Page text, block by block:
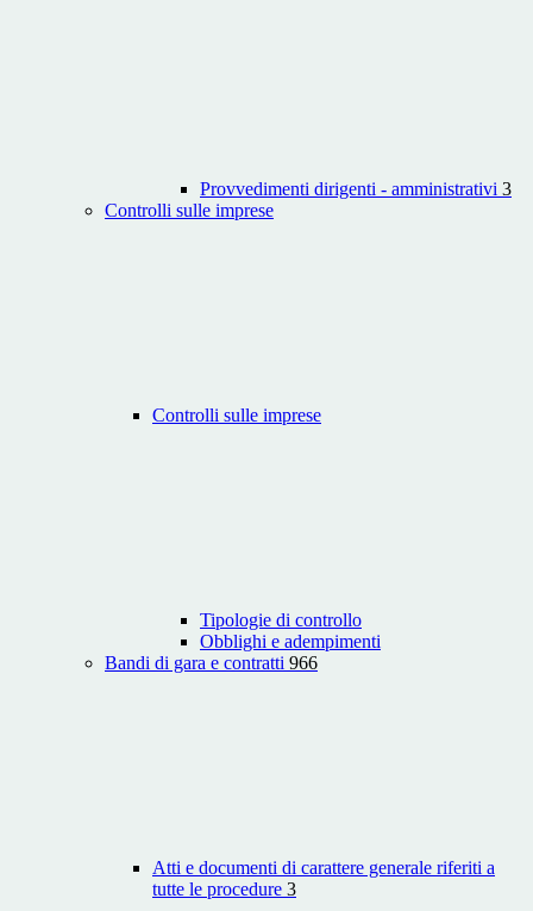
Provvedimenti dirigenti - amministrativi 3
Controlli sulle imprese
Controlli sulle imprese
Tipologie di controllo
Obblighi e adempimenti
Bandi di gara e contratti 966
Atti e documenti di carattere generale riferiti a
tutte le procedure 3